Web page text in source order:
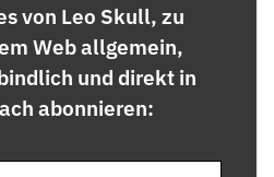
von Leo Skull, zu
Web allgemein,
und direkt in
abonnieren: